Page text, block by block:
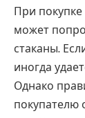
При покупке
может
стаканы.
иногда
Однако
покупателю